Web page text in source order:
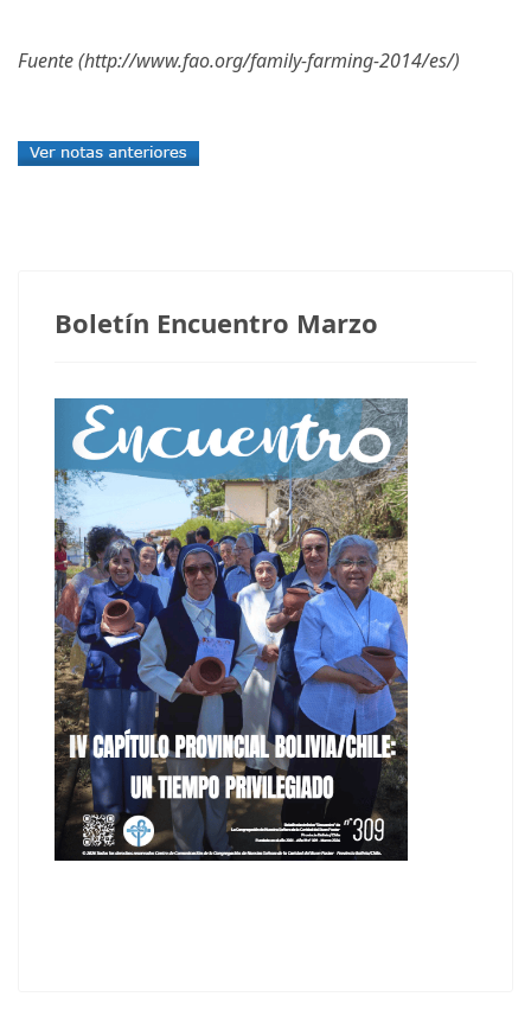
Fuente (http://www.fao.org/family-farming-2014/es/)
Boletín Encuentro Marzo